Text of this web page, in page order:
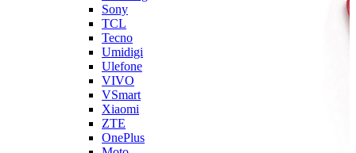
Sony
TCL
Tecno
Umidigi
Ulefone
VIVO
VSmart
Xiaomi
ZTE
OnePlus